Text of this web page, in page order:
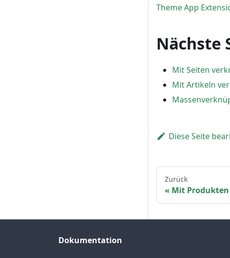
Theme App
Nächste
Mit Seiten
Mit Artikeln
Diese Seite
Zurück
Mit
Dokumentation